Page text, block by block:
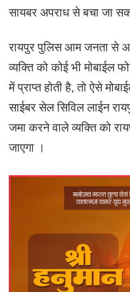
सायबर अपराध से बचा जा
रायपुर पुलिस आम जनता से
व्यक्ति को कोई भी मोबाईल
में प्राप्त होती है, तो ऐसे
साईबर सेल सिविल लाईन
जमा करने वाले व्यक्ति को
जाएगा ।